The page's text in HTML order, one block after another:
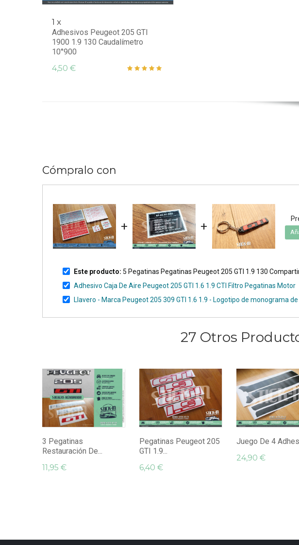
1 x
Adhesivos Peugeot 205 GTI
1900 1.9 130 Caudalímetro
10°900
4,50 €
Cómpralo con
+ +
Este producto: 5 Pegatinas Pegatinas Peugeot 205 GTI 1.9 130
Adhesivo Caja De Aire Peugeot 205 GTI 1.6 1.9 CTI Filtro Pegatinas Motor
Llavero - Marca Peugeot 205 309 GTI 1.6 1.9 - Logotipo de monograma de
27 Otros
3 Pegatinas
Restauración De...
11,95 €
Pegatinas Peugeot 205
GTI 1.9...
6,40 €
Juego De 4
24,90 €